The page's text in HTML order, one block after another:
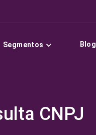
Segmentos Blog
CNPJ